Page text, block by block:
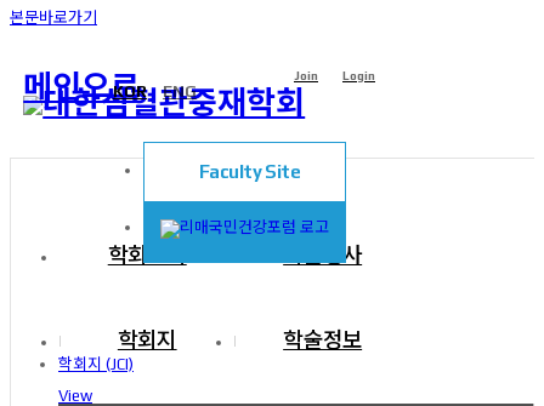
본문바로가기
메인으로
KOR ENG
Join Login
Faculty Site
주메뉴
학회소식 학술행사
학회지 학술정보
학회지 (JCI)
View